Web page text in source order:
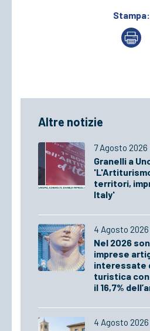
Stampa:
Altre notizie
7 Agosto 2026
Granelli a
territori,
Italy'
4 Agosto 2026
Nel 2026
imprese
interessate
turistica
il 16,7%
4 Agosto 2026